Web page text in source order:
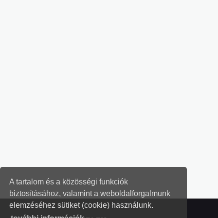
A tartalom és a közösségi funkciók
biztosításához, valamint a weboldalforgalmunk
elemzéséhez sütiket (cookie) használunk.